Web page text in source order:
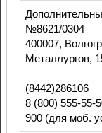
№8621/0304
400007,
Металлургов,
(8442)286106
8 (800) 555-55-
900 (для моб.